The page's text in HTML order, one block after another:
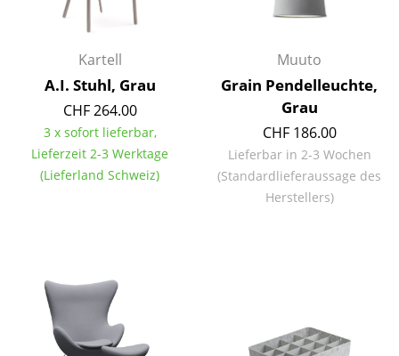
Aufbewahrungsboxen
Kissen
Teppiche
Vorhänge
Zuhause
Wohnzimmer
Esszimmer
Kartell
A.I. Stuhl, Grau
CHF 264.00
3 x sofort lieferbar,
Lieferzeit 2-3 Werktage
(Lieferland Schweiz)
Muuto
Grain Pendelleuchte,
Grau
CHF 186.00
Lieferbar in 2-3 Wochen
(Standardlieferaussage des
Herstellers)